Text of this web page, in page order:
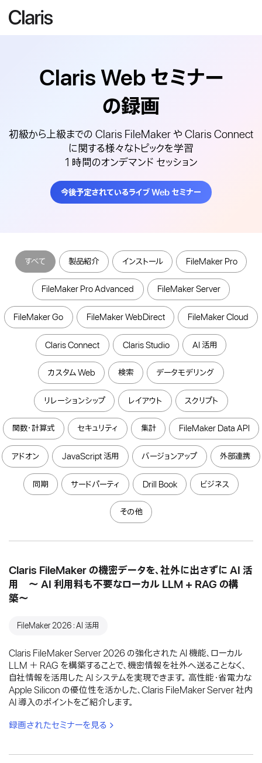
Claris Web セミナー
の録画
初級から上級までの Claris FileMaker や Claris Connect
に関する様々なトピックを学習
1 時間のオンデマンド セッション
今後予定されているライブ Web セミナー
すべて 製品紹介 インストール FileMaker Pro
FileMaker Pro Advanced FileMaker Server
FileMaker Go FileMaker WebDirect FileMaker Cloud
Claris Connect Claris Studio AI 活用
カスタム Web 検索 データモデリング
リレーションシップ レイアウト スクリプト
関数・計算式 セキュリティ 集計 FileMaker Data API
アドオン JavaScript 活用 バージョンアップ 外部連携
同期 サードパーティ Drill Book ビジネス
その他
Claris FileMaker の機密データを、社外に出さずに AI 活
用 〜 AI 利用料も不要なローカル LLM + RAG の構
築〜
FileMaker 2026：AI 活用
Claris FileMaker Server 2026 の強化された AI 機能、ローカル
LLM ＋ RAG を構築することで、機密情報を社外へ送ることなく、
自社情報を活用した AI システムを実現できます。 高性能・省電力な
Apple Silicon の優位性を活かした、Claris FileMaker Server 社内
AI 導入のポイントをご紹介します。
録画されたセミナーを見る